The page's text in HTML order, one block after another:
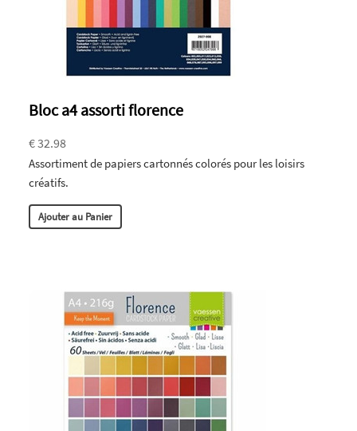
Bloc a4 assorti florence
€ 32.98
Assortiment de papiers cartonnés colorés pour les loisirs
créatifs.
Ajouter au Panier